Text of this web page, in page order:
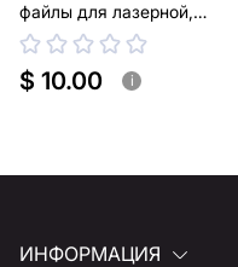
файлы для лазерной,
плазменной резки
$ 10.00 i
ИНФОРМАЦИЯ